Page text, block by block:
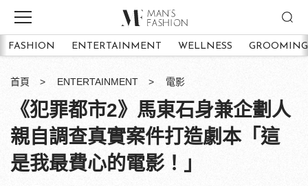
FASHION ENTERTAINMENT WELLNESS GROOMING
首頁 ENTERTAINMENT 電影
《犯罪都市2》馬東石身兼企劃人
親自調查真實案件打造劇本「這
是我最費心的電影！」